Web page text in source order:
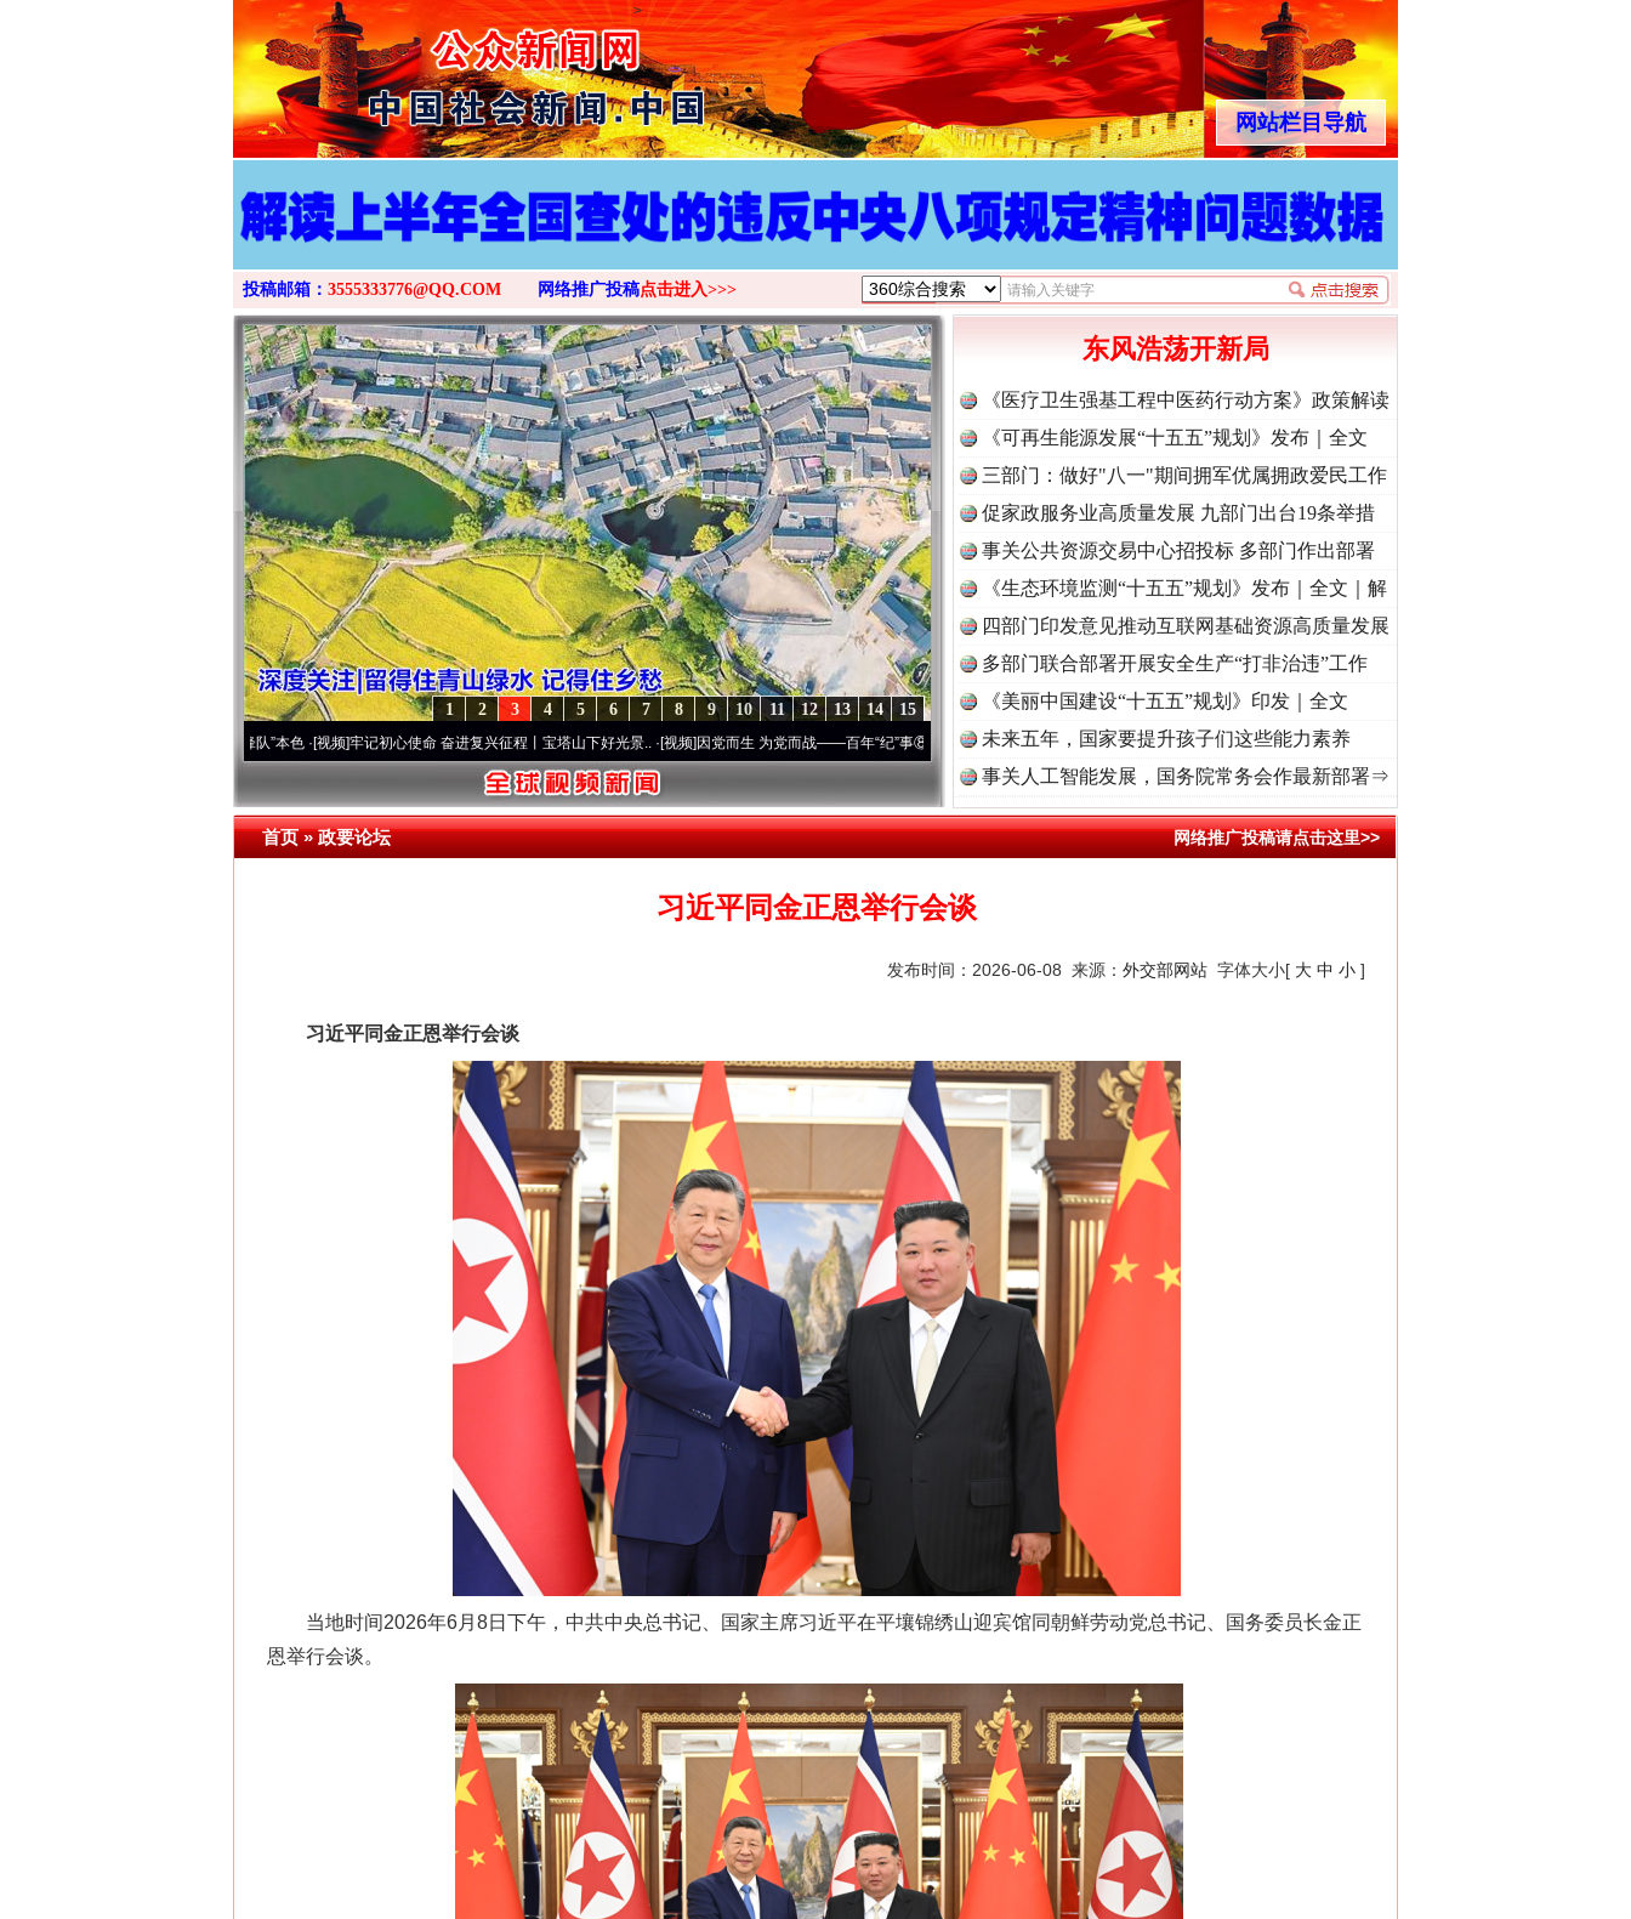
>
网站栏目导航
投稿邮箱： 3555333776@QQ.COM 网络推广投稿点击进入>>>
15
14
13
12
11
10
9
8
7
6
5
4
3
2
1
牢记初心使命 奋进复兴征程丨宝塔山下好光景..·[视频]因党而生 为党而战——百年“纪”事⑧加强纪律..·[视频] 牢记初心使命 奋进复兴征程丨“转折之城”激荡..·[视频]牢记初心使命 奋进复兴征程丨红船起航处 潮起..
东风浩荡开新局
《医疗卫生强基工程中医药行动方案》政策解读
《可再生能源发展“十五五”规划》发布｜全文
三部门：做好"八一"期间拥军优属拥政爱民工作
促家政服务业高质量发展 九部门出台19条举措
事关公共资源交易中心招投标 多部门作出部署
《生态环境监测“十五五”规划》发布｜全文｜解
读
四部门印发意见推动互联网基础资源高质量发展
多部门联合部署开展安全生产“打非治违”工作
《美丽中国建设“十五五”规划》印发｜全文
未来五年，国家要提升孩子们这些能力素养
事关人工智能发展，国务院常务会作最新部署⇒
首页»政要论坛 网络推广投稿请点击这里>>
习近平同金正恩举行会谈
发布时间：2026-06-08 来源： 外交部网站 字体大小[ 大 中 小 ]
习近平同金正恩举行会谈
当地时间2026年6月8日下午，中共中央总书记、国家主席习近平在平壤锦绣山迎宾馆同朝鲜劳动党总书记、国务委员长金正
恩举行会谈。